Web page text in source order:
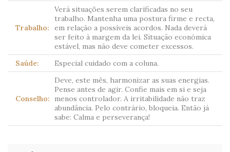
Trabalho:
Verá situações serem clarificadas no seu
trabalho. Mantenha uma postura firme e recta,
em relação a possíveis acordos. Nada deverá
ser feito à margem da lei. Situação económica
estável, mas não deve cometer excessos.
Saúde:
Especial cuidado com a coluna.
Conselho:
Deve, este mês, harmonizar as suas energias.
Pense antes de agir. Confie mais em si e seja
menos controlador. A irritabilidade não traz
abundância. Pelo contrário, bloqueia. Então já
sabe: Calma e perseverança!